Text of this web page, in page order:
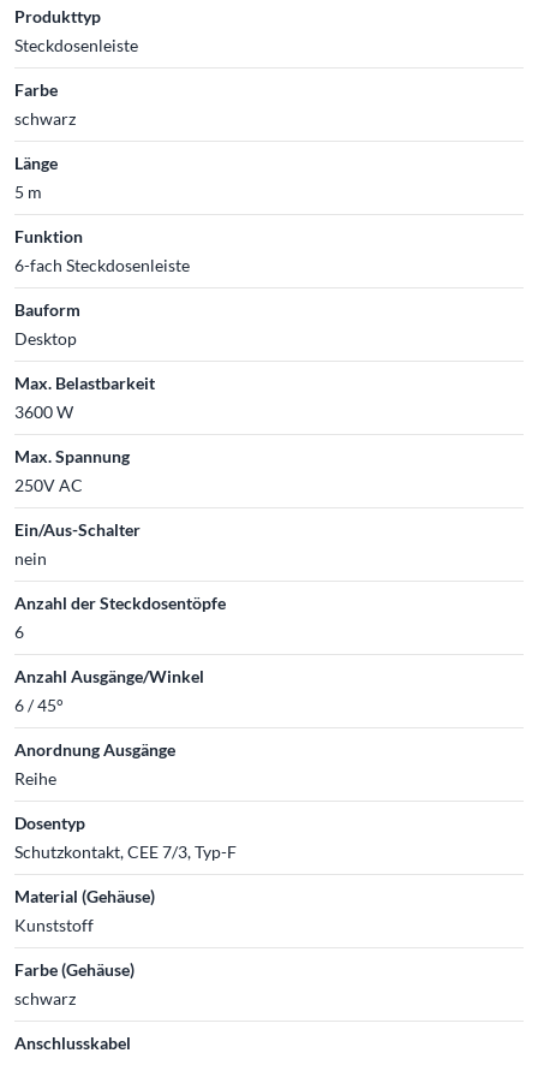
Produkttyp
Steckdosenleiste
Farbe
schwarz
Länge
5 m
Funktion
6-fach Steckdosenleiste
Bauform
Desktop
Max. Belastbarkeit
3600 W
Max. Spannung
250V AC
Ein/Aus-Schalter
nein
Anzahl der Steckdosentöpfe
6
Anzahl Ausgänge/Winkel
6 / 45°
Anordnung Ausgänge
Reihe
Dosentyp
Schutzkontakt, CEE 7/3, Typ-F
Material (Gehäuse)
Kunststoff
Farbe (Gehäuse)
schwarz
Anschlusskabel